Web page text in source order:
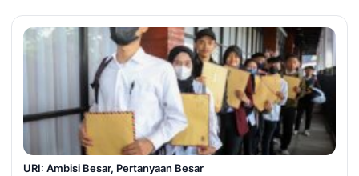
URI: Ambisi Besar, Pertanyaan Besar